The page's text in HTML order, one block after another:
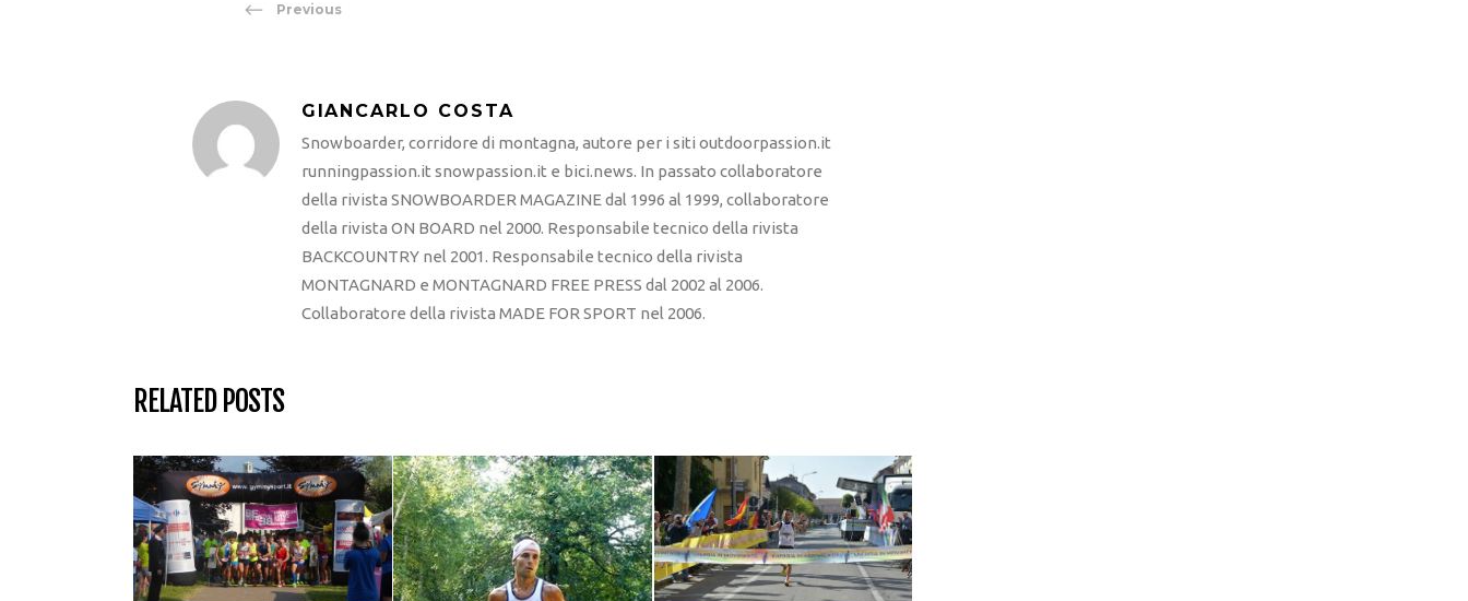
Previous
GIANCARLO COSTA
Snowboarder, corridore di montagna, autore per i siti outdoorpassion.it
runningpassion.it snowpassion.it e bici.news. In passato collaboratore
della rivista SNOWBOARDER MAGAZINE dal 1996 al 1999, collaboratore
della rivista ON BOARD nel 2000. Responsabile tecnico della rivista
BACKCOUNTRY nel 2001. Responsabile tecnico della rivista
MONTAGNARD e MONTAGNARD FREE PRESS dal 2002 al 2006.
Collaboratore della rivista MADE FOR SPORT nel 2006.
RELATED POSTS